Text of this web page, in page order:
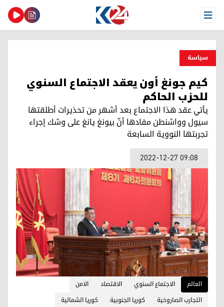
Open Menu
سیاسة
كيم جونغ أون يعقد الاجتماع السنوي
للحزب الحاكم
يأتي عقد هذا الاجتماع بعد أشهر من تحذيرات أطلقتها
سيول وواشنطن مفادها أنّ بيونغ يانغ على وشك إجراء
تجربتها النووية السابعة
2022-12-27 09:08
العالم الاجتماع السنوي الاقتصاد
الامن
التجارب الصاروخية
كوريا الجنوبية كوريا الشمالية